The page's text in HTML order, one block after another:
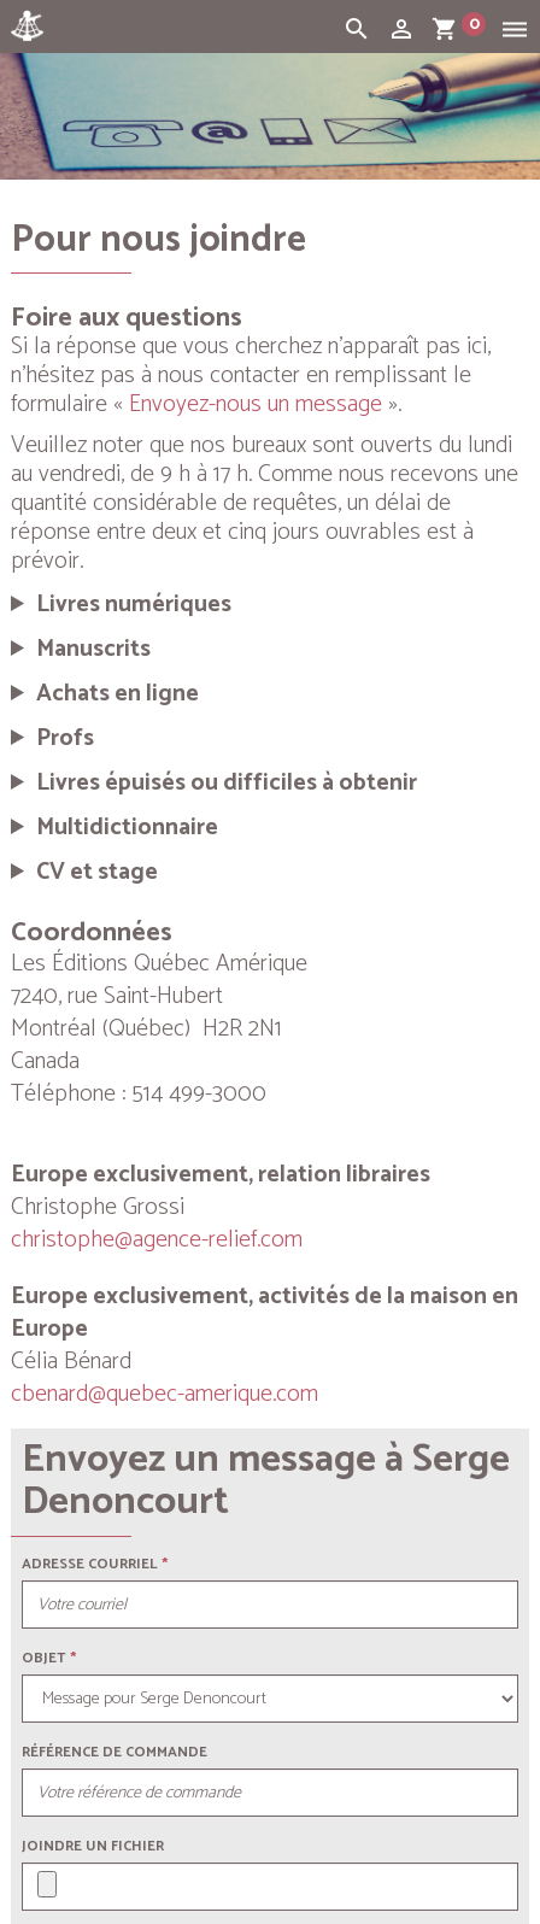
dehaze
shopping_cart 0
person_outline
search
Cart:
Pour nous joindre
Foire aux questions
Si la réponse que vous cherchez n’apparaît pas ici,
n’hésitez pas à nous contacter en remplissant le
formulaire « Envoyez-nous un message».
Veuillez noter que nos bureaux sont ouverts du lundi
au vendredi, de 9 h à 17 h. Comme nous recevons une
quantité considérable de requêtes, un délai de
réponse entre deux et cinq jours ouvrables est à
prévoir.
Livres numériques
Manuscrits
Achats en ligne
Profs
Livres épuisés ou difficiles à obtenir
Multidictionnaire
CV et stage
Coordonnées
Les Éditions Québec Amérique
7240, rue Saint-Hubert
Montréal (Québec) H2R 2N1
Canada
Téléphone : 514 499-3000
Europe exclusivement, relation libraires
Christophe Grossi
christophe@agence-relief.com
Europe exclusivement, activités de la maison en
Europe
Célia Bénard
cbenard@quebec-amerique.com
Envoyez un message à Serge
Denoncourt
ADRESSE COURRIEL*
OBJET*
RÉFÉRENCE DE COMMANDE
JOINDRE UN FICHIER